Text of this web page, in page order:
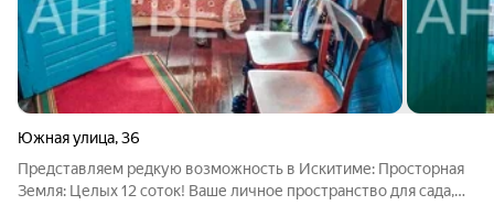
Южная улица,36
Представляем редкую возможность в Искитиме: Просторная
Земля: Целых 12 соток! Ваше личное пространство для сада,